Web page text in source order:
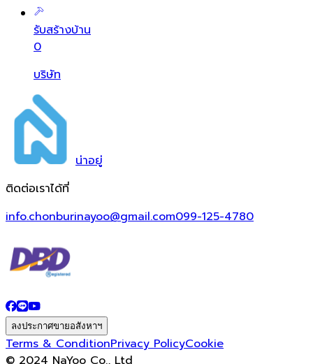
รับสร้างบ้าน
0
บริษัท
น่าอยู่
ติดต่อเราได้ที่
info.chonburinayoo@gmail.com099-125-4780
ลงประกาศขายอสังหาฯ
Terms & ConditionPrivacy PolicyCookie
© 2024 NaYoo Co., Ltd